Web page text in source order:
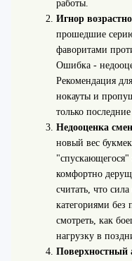
работы.
Игнор
прошедшие
фаворитами
Ошибка -
Рекомендация
нокауты и
только последние
Недооценка
новый вес
"спускающегося"
комфортно
считать, что
категориями без
смотреть, как
нагрузку в
Поверхностный